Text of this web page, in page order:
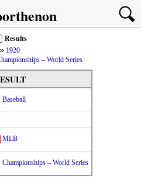
Results
1920
– World Series
Baseball
MLB
Championships – World Series